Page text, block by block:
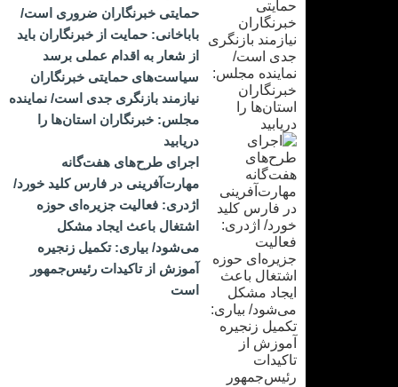
حمایتی خبرنگاران ضروری است/
باباخانی: حمایت از خبرنگاران باید
از شعار به اقدام عملی برسد
سیاست‌های حمایتی خبرنگاران
نیازمند بازنگری جدی است/ نماینده
مجلس: خبرنگاران استان‌ها را
دریابید
اجرای طرح‌های هفت‌گانه
مهارت‌آفرینی در فارس کلید خورد/
اژدری: فعالیت جزیره‌‌ای حوزه
اشتغال باعث ایجاد مشکل
می‌شود/ بیاری: تکمیل زنجیره
آموزش از تاکیدات رئیس‌جمهور
است